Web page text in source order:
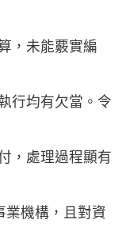
，未能覈實編
行均有欠當。令
，處理過程顯有
業機構，且對資